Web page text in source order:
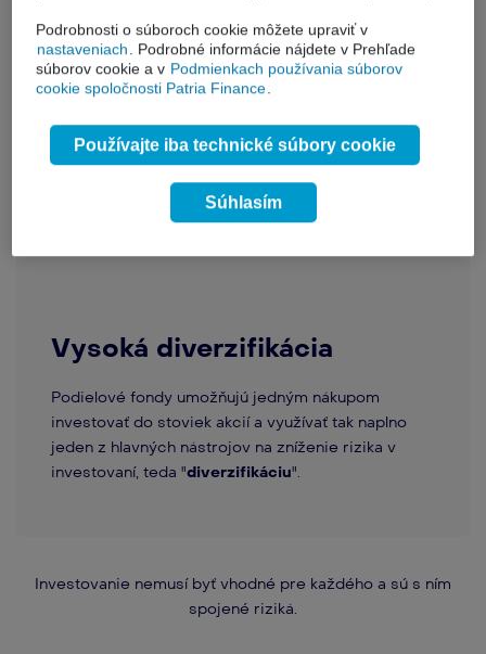
Úspora času
Investovanie do podielových fondovnevyžaduje
od investorov
jednotlivýchakciíalebodlhopisov.
Vysoká diverzifikácia
Podielové fondy umožňujú jedným nákupom
investovať do stoviek akcií a využívať tak naplno
jeden z hlavných nástrojov na zníženie rizika v
investovaní, teda "diverzifikáciu".
Investovanie nemusí byť vhodné pre každého a sú s ním
spojené riziká.
Podrobnosti o súboroch cookie môžete upraviť v
nastaveniach
. Podrobné informácie nájdete v Prehľade
súborov cookie a v Podmienkach používania súborov
cookie spoločnosti Patria Finance
Používajte iba technické súbory cookie
Súhlasím